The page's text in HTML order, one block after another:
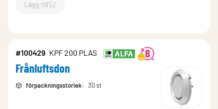
Lägg till
`$Lägg till
#100429 KPF 200 PLAS
Frånluftsdon
förpackningsstorlek: 30 st